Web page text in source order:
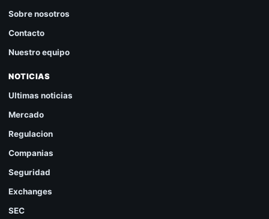
Sobre nosotros
Contacto
Nuestro equipo
NOTICIAS
Ultimas noticias
Mercado
Regulacion
Companias
Seguridad
Exchanges
SEC